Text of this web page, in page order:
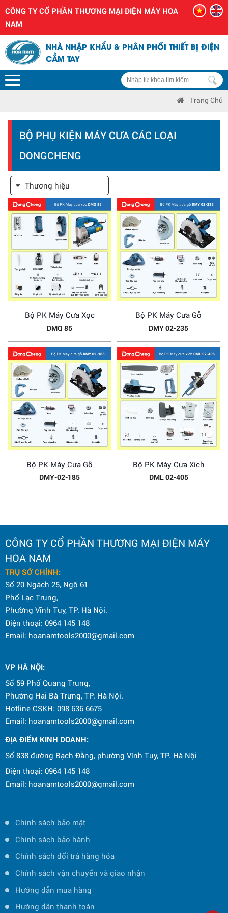
CÔNG TY CỔ PHẦN THƯƠNG MẠI ĐIỆN MÁY HOA
NAM
NHÀ NHẬP KHẨU & PHÂN PHỐI THIẾT BỊ ĐIỆN
CẦM TAY
Trang Chủ
BỘ PHỤ KIỆN MÁY CƯA CÁC LOẠI
DONGCHENG
Thương hiệu
Bộ PK Máy Cưa Xọc
DMQ 85
Bộ PK Máy Cưa Gỗ
DMY 02-235
Bộ PK Máy Cưa Gỗ
DMY-02-185
Bộ PK Máy Cưa Xích
DML 02-405
CÔNG TY CỔ PHẦN THƯƠNG MẠI ĐIỆN MÁY
HOA NAM
TRỤ SỞ CHÍNH:
Số 20 Ngách 25, Ngõ 61
Phố Lạc Trung,
Phường Vĩnh Tuy, TP. Hà Nội.
Điện thoại: 0964 145 148
Email: hoanamtools2000@gmail.com
VP HÀ NỘI:
Số 59 Phố Quang Trung,
Phường Hai Bà Trưng, TP. Hà Nội.
Hotline CSKH: 098 636 6675
Email: hoanamtools2000@gmail.com
ĐỊA ĐIỂM KINH DOANH:
Số 838 đường Bạch Đằng, phường Vĩnh Tuy, TP. Hà Nội
Điện thoại: 0964 145 148
Email: hoanamtools2000@gmail.com
Chính sách bảo mật
Chính sách bảo hành
Chính sách đổi trả hàng hóa
Chính sách vận chuyển và giao nhận
Hướng dẫn mua hàng
Hướng dẫn thanh toán